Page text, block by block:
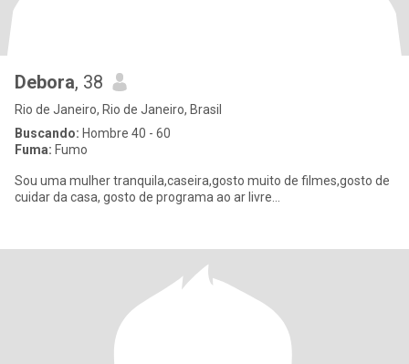
Debora, 38
Rio de Janeiro, Rio de Janeiro, Brasil
Buscando: Hombre 40 - 60
Fuma: Fumo
Sou uma mulher tranquila,caseira,gosto muito de filmes,gosto de
cuidar da casa, gosto de programa ao ar livre...